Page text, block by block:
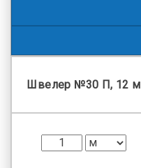
Швелер №30 П, 12 м